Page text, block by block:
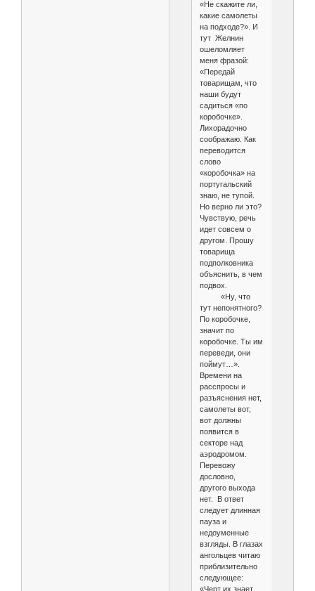
«Не скажите ли,
какие самолеты
на подходе?». И
тут Желнин
ошеломляет
меня фразой:
«Передай
товарищам, что
наши будут
садиться «по
коробочке».
Лихорадочно
соображаю. Как
переводится
слово
«коробочка» на
португальский
знаю, не тупой.
Но верно ли это?
Чувствую, речь
идет совсем о
другом. Прошу
товарища
подполковника
объяснить, в чем
подвох.
«Ну, что
тут непонятного?
По коробочке,
значит по
коробочке. Ты им
переведи, они
поймут…».
Времени на
расспросы и
разъяснения нет,
самолеты вот,
вот должны
появится в
секторе над
аэродромом.
Перевожу
дословно,
другого выхода
нет. В ответ
следует длинная
пауза и
недоуменные
взгляды. В глазах
ангольцев читаю
приблизительно
следующее:
«Черт их знает,